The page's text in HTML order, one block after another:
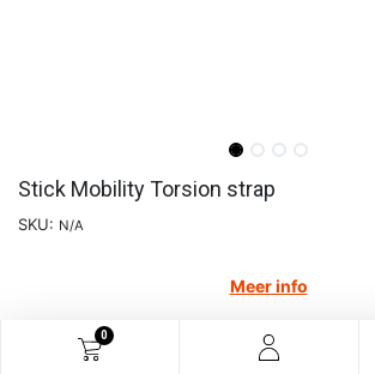
0
Stick Mobility Torsion strap
SKU: N/A
Meer info